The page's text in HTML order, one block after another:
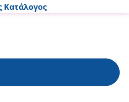
Κατάλογος